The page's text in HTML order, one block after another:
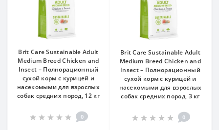
Brit Care Sustainable Adult
Medium Breed Chicken and
Insect – Полнорационный
сухой корм с курицей и
насекомыми для взрослых
собак средних пород, 12 кг
0
Brit Care Sustainable Adult
Medium Breed Chicken and
Insect – Полнорационный
сухой корм с курицей и
насекомыми для взрослых
собак средних пород, 3 кг
0